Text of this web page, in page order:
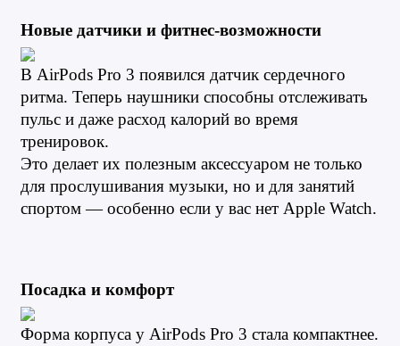
Новые датчики и фитнес-возможности
В AirPods Pro 3 появился датчик сердечного
ритма. Теперь наушники способны отслеживать
пульс и даже расход калорий во время
тренировок.
Это делает их полезным аксессуаром не только
для прослушивания музыки, но и для занятий
спортом — особенно если у вас нет Apple Watch.
Посадка и комфорт
Форма корпуса у AirPods Pro 3 стала компактнее.